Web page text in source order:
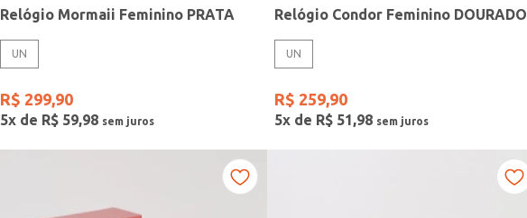
Relógio Mormaii Feminino PRATA
UN
R$ 299,90
5x de R$ 59,98
Relógio Condor Feminino DOURADO
UN
R$ 259,90
5x de R$ 51,98